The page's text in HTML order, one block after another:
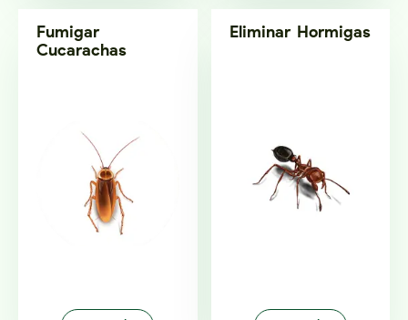
Fumigar
Cucarachas
Eliminar Hormigas